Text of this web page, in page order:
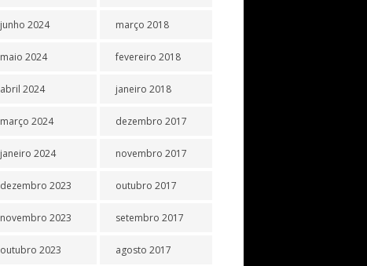
junho 2024
maio 2024
abril 2024
março 2024
janeiro 2024
dezembro 2023
novembro 2023
outubro 2023
março 2018
fevereiro 2018
janeiro 2018
dezembro 2017
novembro 2017
outubro 2017
setembro 2017
agosto 2017